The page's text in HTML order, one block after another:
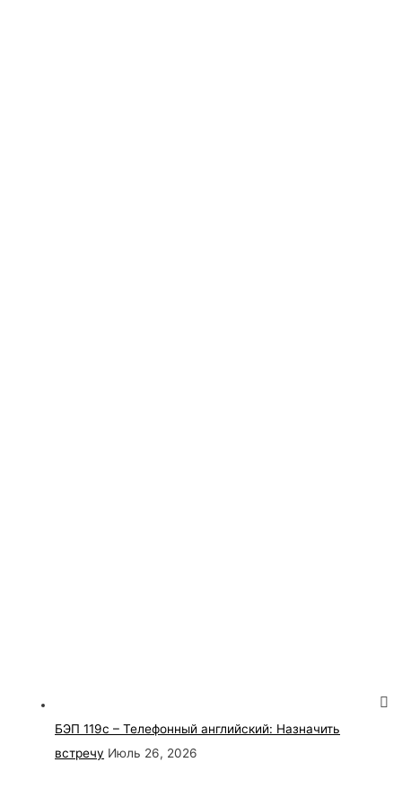
БЭП 119с – Телефонный английский: Назначить
встречу Июль 26, 2026